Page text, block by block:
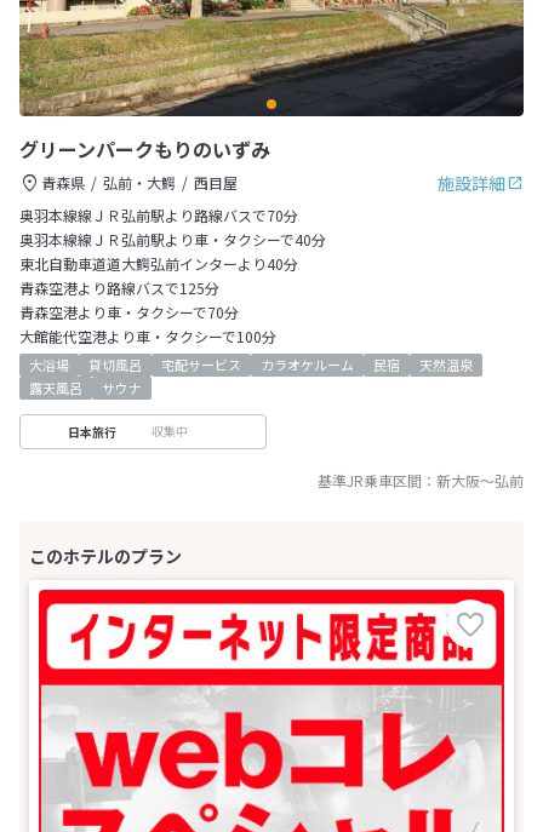
グリーンパークもりのいずみ
施設詳細
青森県 弘前・大鰐
西目屋
奥羽本線線ＪＲ弘前駅より路線バスで70分
奥羽本線線ＪＲ弘前駅より車・タクシーで40分
東北自動車道道大鰐弘前インターより40分
青森空港より路線バスで125分
青森空港より車・タクシーで70分
大館能代空港より車・タクシーで100分
大浴場 貸切風呂 宅配サービス カラオケルーム 民宿
天然温泉
露天風呂
サウナ
日本旅行 収集中
基準JR乗車区間： 新大阪～弘前